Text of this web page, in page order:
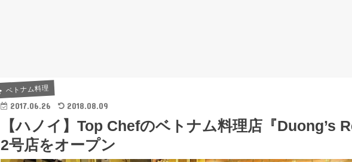
ベトナム料理
2017.06.26 2018.08.09
【ハノイ】Top Chefのベトナム料理店『Duong’s
2号店をオープン